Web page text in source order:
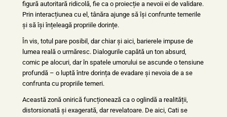
figură autoritară ridicolă, fie ca o proiecție a nevoii ei de validare.
Prin interacțiunea cu el, tânăra ajunge să își confrunte temerile
și să își înțeleagă propriile dorințe.
În vis, totul pare posibil, dar chiar și aici, barierele impuse de
lumea reală o urmăresc. Dialogurile capătă un ton absurd,
comic pe alocuri, dar în spatele umorului se ascunde o tensiune
profundă – o luptă între dorința de evadare și nevoia de a se
confrunta cu propriile temeri.
Această zonă onirică funcționează ca o oglindă a realității,
distorsionată și exagerată, dar revelatoare. De aici, Cati se